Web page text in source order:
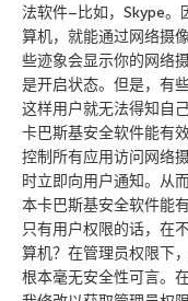
法软件–比如，Skype。
算机，就能通过网络摄
些迹象会显示你的网络
是开启状态。但是，有
这样用户就无法得知自
卡巴斯基安全软件能有
控制所有应用访问网络
时立即向用户通知。从
本卡巴斯基安全软件能
只有用户权限的话，在
算机？在管理员权限下
根本毫无安全性可言。